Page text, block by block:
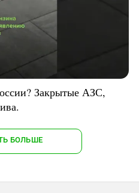
Закрытые АЗС,
БОЛЬШЕ